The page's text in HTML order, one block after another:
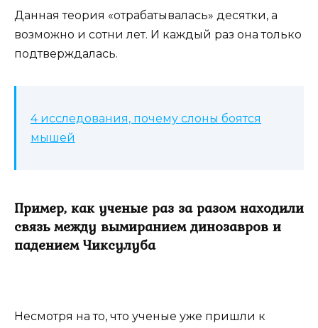
Данная теория «отрабатывалась» десятки, а
возможно и сотни лет. И каждый раз она только
подтверждалась.
4 исследования, почему слоны боятся
мышей
Пример, как ученые раз за разом находили
связь между вымиранием динозавров и
падением Чиксулуба
Несмотря на то, что ученые уже пришли к